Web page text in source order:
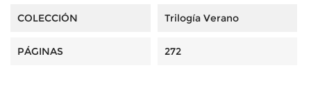
COLECCIÓN Trilogía Verano
PÁGINAS 272